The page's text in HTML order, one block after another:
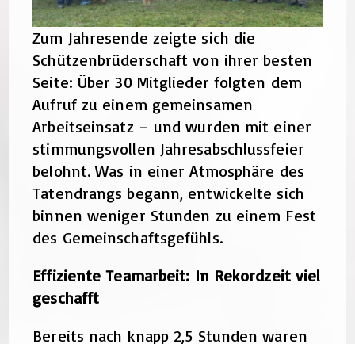
Zum Jahresende zeigte sich die
Schützenbrüderschaft von ihrer besten
Seite: Über 30 Mitglieder folgten dem
Aufruf zu einem gemeinsamen
Arbeitseinsatz – und wurden mit einer
stimmungsvollen Jahresabschlussfeier
belohnt. Was in einer Atmosphäre des
Tatendrangs begann, entwickelte sich
binnen weniger Stunden zu einem Fest
des Gemeinschaftsgefühls.
Effiziente Teamarbeit: In Rekordzeit viel
geschafft
Bereits nach knapp 2,5 Stunden waren